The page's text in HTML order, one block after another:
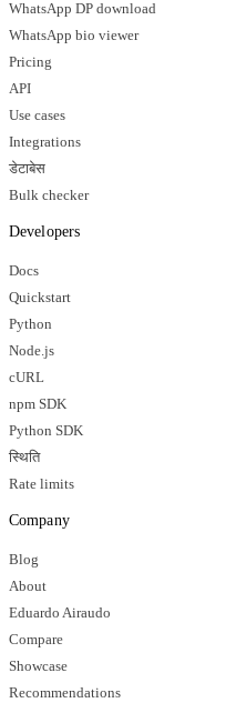
WhatsApp DP download
WhatsApp bio viewer
Pricing
API
Use cases
Integrations
डेटाबेस
Bulk checker
Developers
Docs
Quickstart
Python
Node.js
cURL
npm SDK
Python SDK
स्थिति
Rate limits
Company
Blog
About
Eduardo Airaudo
Compare
Showcase
Recommendations